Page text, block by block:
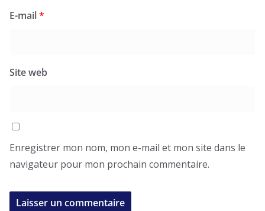
E-mail*
Site web
Enregistrer mon nom, mon e-mail et mon site dans le
navigateur pour mon prochain commentaire.